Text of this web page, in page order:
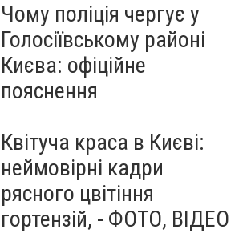
Чому поліція чергує у
Голосіївському районі
Києва: офіційне
пояснення
Квітуча краса в Києві:
неймовірні кадри
рясного цвітіння
гортензій, - ФОТО, ВІДЕО